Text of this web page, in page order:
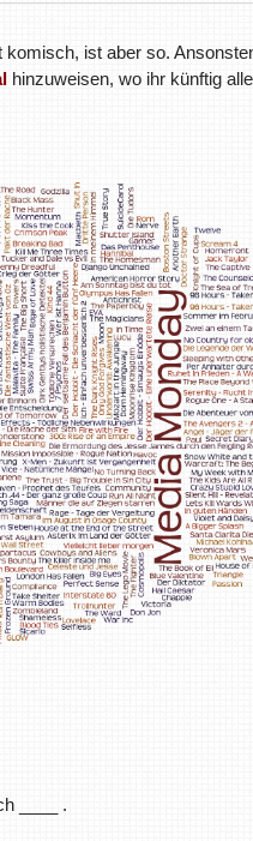
ist aber so.
hinzuweisen, wo ihr künftig
____ .